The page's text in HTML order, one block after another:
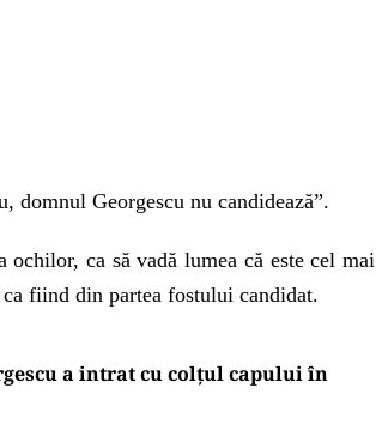
domnul Georgescu nu candidează”.
ochilor, ca să vadă lumea că este cel mai
fiind din partea fostului candidat.
a intrat cu colțul capului în